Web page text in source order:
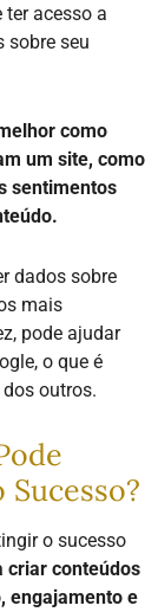
acesso a
sobre seu
como
um site, como
sentimentos
dados sobre
mais
pode ajudar
o que é
outros.
o sucesso
criar conteúdos
engajamento e